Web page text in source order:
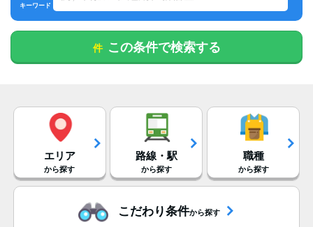
キーワード
件 この条件で検索する
エリア
から探す
路線・駅
から探す
職種
から探す
こだわり条件から探す